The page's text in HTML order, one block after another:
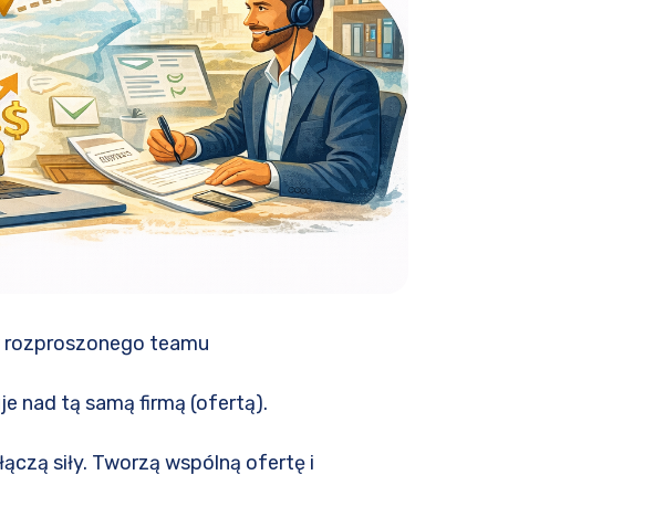
rozproszonego teamu
nad tą samą firmą (ofertą).
siły. Tworzą wspólną ofertę i